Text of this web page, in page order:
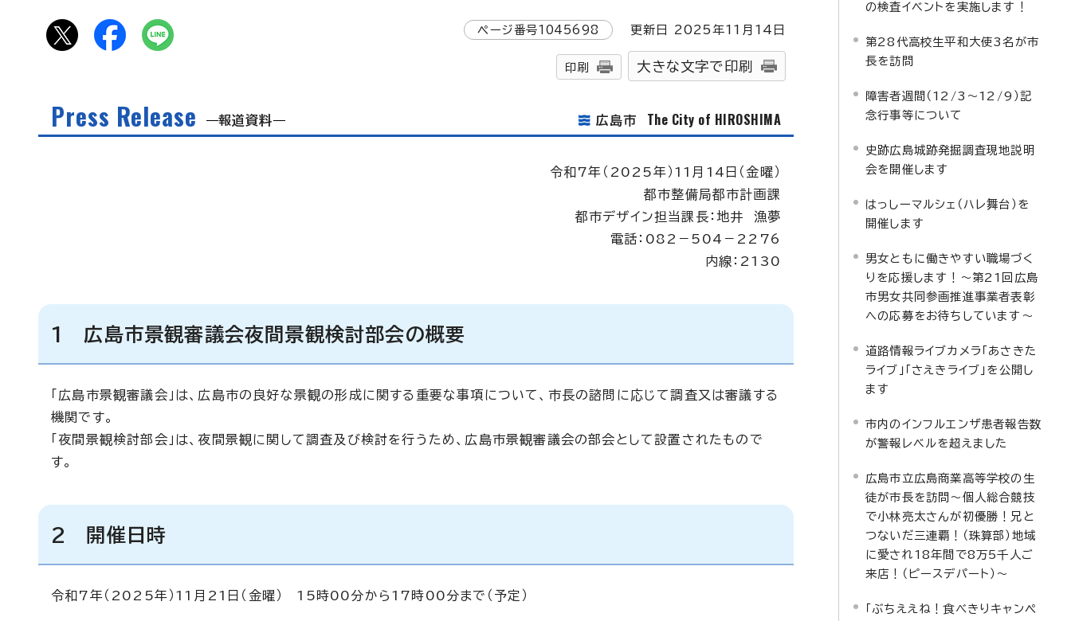
ページ番号1045698 更新日 2025 年11 月 14 日
印刷 大きな文字で印刷
Press Release 報道資料 広島市 The City of HIROSHIMA
令和7年（2025年）11月14日（金曜）
都市整備局都市計画課
都市デザイン担当課長：地井 漁夢
電話：082－504－2276
内線：2130
1 広島市景観審議会夜間景観検討部会の概要
「広島市景観審議会」は、広島市の良好な景観の形成に関する重要な事項について、市長の諮問に応じて調査又は審議する
機関です。
「夜間景観検討部会」は、夜間景観に関して調査及び検討を行うため、広島市景観審議会の部会として設置されたもので
す。
2 開催日時
令和7年（2025年）11月21日（金曜） 15時00分から17時00分まで（予定）
の検査イベントを実施します！
第28代高校生平和大使3名が市
長を訪問
障害者週間（12/3～12/9）記
念行事等について
史跡広島城跡発掘調査現地説明
会を開催します
はっしーマルシェ（ハレ舞台）を
開催します
男女ともに働きやすい職場づく
りを応援します！～第21回広島
市男女共同参画推進事業者表彰
への応募をお待ちしています～
道路情報ライブカメラ「あさきた
ライブ」「さえきライブ」を公開し
ます
市内のインフルエンザ患者報告数
が警報レベルを超えました
広島市立広島商業高等学校の生
徒が市長を訪問～個人総合競技
で小林亮太さんが初優勝！兄と
つないだ三連覇！（珠算部）地域
に愛され18年間で8万5千人ご
来店！（ピースデパート）～
「ぶちええね！食べきりキャンペ